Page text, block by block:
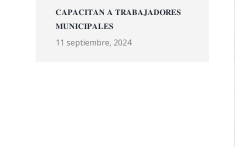
𝐂𝐀𝐏𝐀𝐂𝐈𝐓𝐀𝐍 𝐀 𝐓𝐑𝐀𝐁𝐀𝐉𝐀𝐃𝐎𝐑𝐄𝐒
𝐌𝐔𝐍𝐈𝐂𝐈𝐏𝐀𝐋𝐄𝐒
11 septiembre, 2024